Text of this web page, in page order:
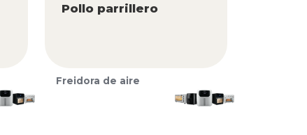
Pollo parrillero
Freidora de aire